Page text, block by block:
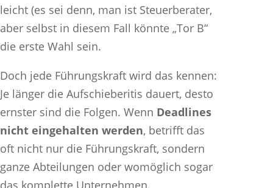
leicht (es sei denn, man ist Steuerberater,
aber selbst in diesem Fall könnte „Tor B“
die erste Wahl sein.
Doch jede Führungskraft wird das kennen:
Je länger die Aufschieberitis dauert, desto
ernster sind die Folgen. Wenn Deadlines
nicht eingehalten werden, betrifft das
oft nicht nur die Führungskraft, sondern
ganze Abteilungen oder womöglich sogar
das komplette Unternehmen.